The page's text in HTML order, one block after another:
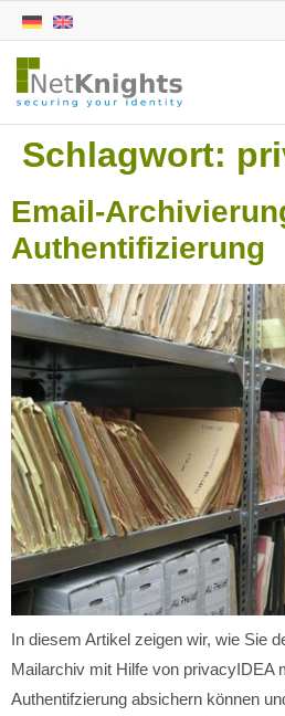
Schlagwort:
Email-
Authentifizierung
In diesem Artikel zeigen wir, wie Sie
Mailarchiv mit Hilfe von privacyIDEA
Authentifzierung absichern können